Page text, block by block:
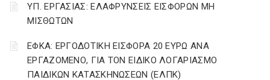
ΥΠ. ΕΡΓΑΣΙΑΣ: ΕΛΑΦΡΥΝΣΕΙΣ ΕΙΣΦΟΡΩΝ ΜΗ
ΜΙΣΘΩΤΩΝ
ΕΦΚΑ: ΕΡΓΟΔΟΤΙΚΗ ΕΙΣΦΟΡΑ 20 ΕΥΡΩ ΑΝΑ
ΕΡΓΑΖΟΜΕΝΟ, ΓΙΑ ΤΟΝ ΕΙΔΙΚΟ ΛΟΓΑΡΙΑΣΜΟ
ΠΑΙΔΙΚΩΝ ΚΑΤΑΣΚΗΝΩΣΕΩΝ (ΕΛΠΚ)